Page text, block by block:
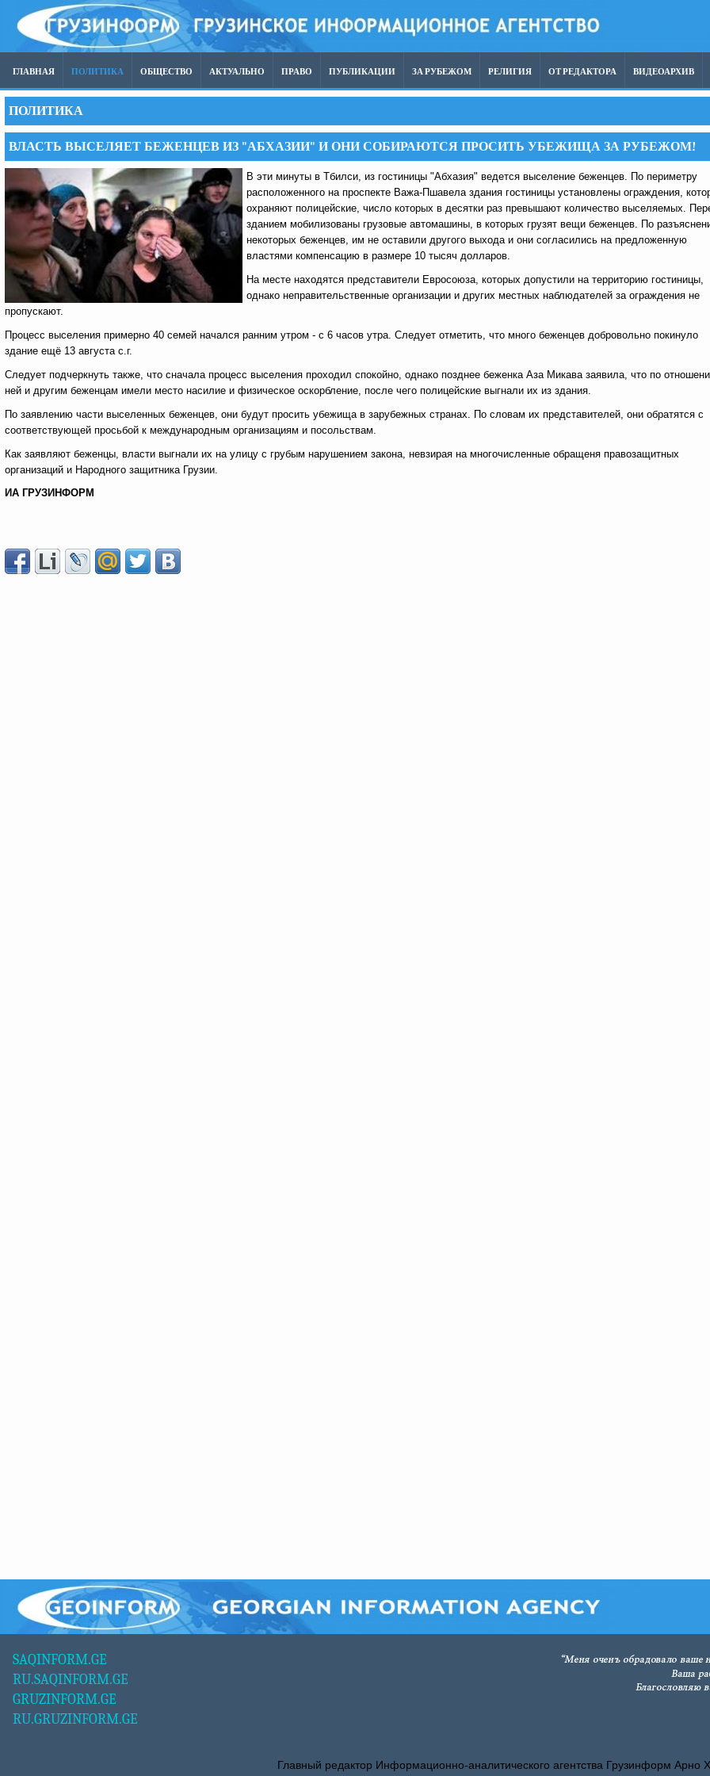
ГЛАВНАЯ ПОЛИТИКА ОБЩЕСТВО АКТУАЛЬНО ПРАВО ПУБЛИКАЦИИ ЗА РУБЕЖОМ РЕЛИГИЯ ОТ РЕДАКТОРА ВИДЕОАРХИВ
ПОЛИТИКА
ВЛАСТЬ ВЫСЕЛЯЕТ БЕЖЕНЦЕВ ИЗ "АБХАЗИИ" И ОНИ СОБИРАЮТСЯ ПРОСИТЬ УБЕЖИЩА ЗА РУБЕЖОМ!
В эти минуты в Тбилси, из гостиницы "Абхазия" ведется выселение беженцев. По периметру
расположенного на проспекте Важа-Пшавела здания гостиницы установлены ограждения,
охраняют полицейские, число которых в десятки раз превышают количество выселяемых.
зданием мобилизованы грузовые автомашины, в которых грузят вещи беженцев. По
некоторых беженцев, им не оставили другого выхода и они согласились на предложенную
властями компенсацию в размере 10 тысяч долларов.
На месте находятся представители Евросоюза, которых допустили на территорию гостиницы,
однако неправительственные организации и других местных наблюдателей за ограждения не
пропускают.
Процесс выселения примерно 40 семей начался ранним утром - с 6 часов утра. Следует отметить, что много беженцев добровольно покинуло
здание ещё 13 августа с.г.
Следует подчеркнуть также, что сначала процесс выселения проходил спокойно, однако позднее беженка Аза Микава заявила, что по
ней и другим беженцам имели место насилие и физическое оскорбление, после чего полицейские выгнали их из здания.
По заявлению части выселенных беженцев, они будут просить убежища в зарубежных странах. По словам их представителей, они обратятся с
соответствующей просьбой к международным организациям и посольствам.
Как заявляют беженцы, власти выгнали их на улицу с грубым нарушением закона, невзирая на многочисленные обращеня правозащитных
организаций и Народного защитника Грузии.
ИА ГРУЗИНФОРМ
SAQINFORM.GE
RU.SAQINFORM.GE
GRUZINFORM.GE
RU.GRUZINFORM.GE
Главный редактор Информационно-аналитического агентства Грузинформ Арно